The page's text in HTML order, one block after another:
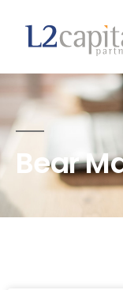
Bear